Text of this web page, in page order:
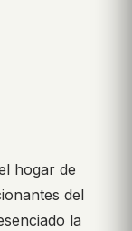
hogar de
del
la